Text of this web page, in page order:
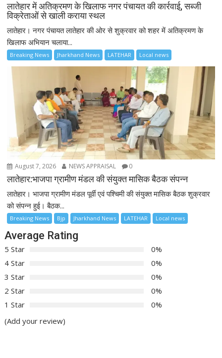
लातेहार में अतिक्रमण के खिलाफ नगर पंचायत की कार्रवाई, सब्जी
विक्रेताओं से खाली कराया स्थल
लातेहार। नगर पंचायत लातेहार की ओर से शुक्रवार को शहर में अतिक्रमण के
खिलाफ अभियान चलाया...
Breaking News Jharkhand News LATEHAR Local news
August 7, 2026 NEWS APPRAISAL 0
लातेहार:भाजपा ग्रामीण मंडल की संयुक्त मासिक बैठक संपन्न
लातेहार। भाजपा ग्रामीण मंडल पूर्वी एवं पश्चिमी की संयुक्त मासिक बैठक शुक्रवार
को संपन्न हुई। बैठक...
Breaking News Bjp Jharkhand News LATEHAR Local news
Average Rating
5 Star
0%
4 Star
0%
3 Star
0%
2 Star
0%
1 Star
0%
(Add your review)